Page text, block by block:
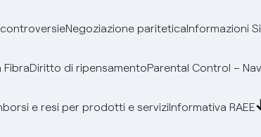
Negoziazione pariteticaInformazioni
FibraDiritto di ripensamentoParental Control –
e resi per prodotti e serviziInformativa RAEE